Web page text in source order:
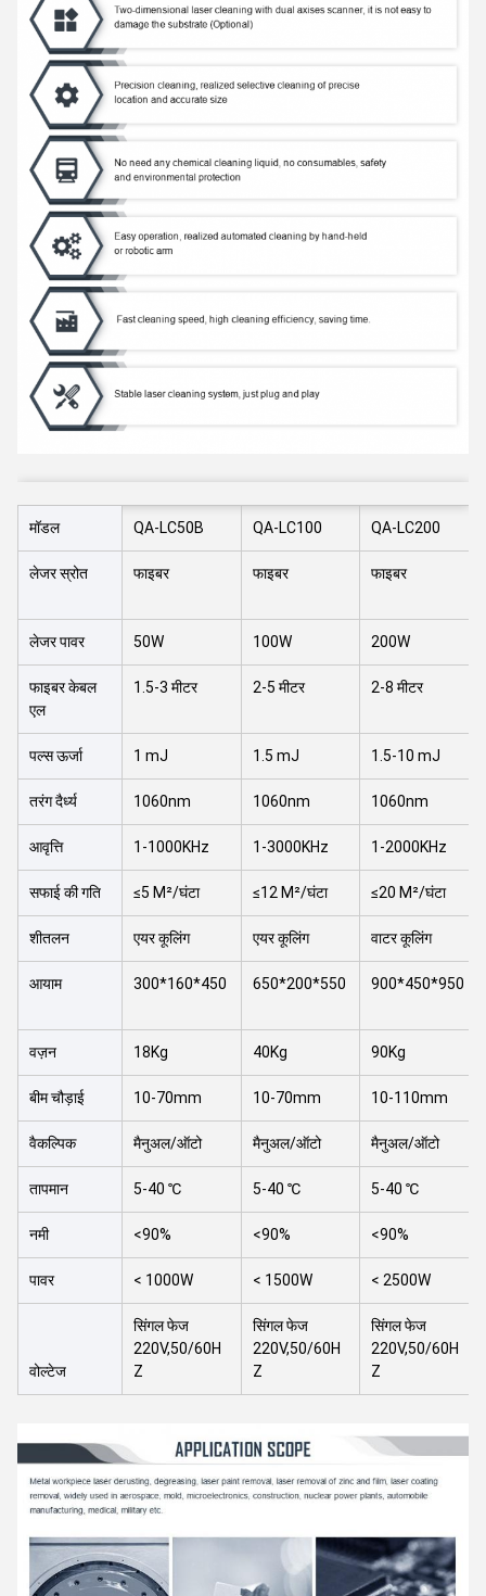
मॉडल QA-LC50B QA-LC100 QA-LC200
लेजर स्रोत फाइबर फाइबर फाइबर
लेजर पावर 50W 100W 200W
फाइबर केबल
एल
1.5-3 मीटर 2-5 मीटर 2-8 मीटर
पल्स ऊर्जा 1 mJ 1.5 mJ 1.5-10 mJ
तरंग दैर्ध्य 1060nm 1060nm 1060nm
आवृत्ति 1-1000KHz 1-3000KHz 1-2000KHz
सफाई की गति ≤5 M²/घंटा ≤12 M²/घंटा ≤20 M²/घंटा
शीतलन एयर कूलिंग एयर कूलिंग वाटर कूलिंग
आयाम 300*160*450 650*200*550 900*450*950
वज़न 18Kg 40Kg 90Kg
बीम चौड़ाई 10-70mm 10-70mm 10-110mm
वैकल्पिक मैनुअल/ऑटो मैनुअल/ऑटो मैनुअल/ऑटो
तापमान 5-40 ℃ 5-40 ℃ 5-40 ℃
नमी <90% <90% <90%
पावर < 1000W < 1500W < 2500W
वोल्टेज
सिंगल फेज
220V,50/60H
Z
सिंगल फेज
220V,50/60H
Z
सिंगल फेज
220V,50/60H
Z